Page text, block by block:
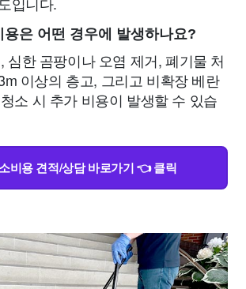
용은 어떤 경우에 발생하나요?
심한 곰팡이나 오염 제거, 폐기물 처
이상의 층고, 그리고 비확장 베란
소 시 추가 비용이 발생할 수 있습
비용 견적/상담 바로가기 👈 클릭